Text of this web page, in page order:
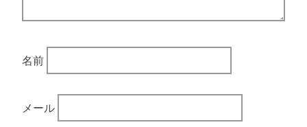
名前
メール